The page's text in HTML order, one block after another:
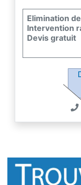
Elimination
Intervention
Devis gratuit